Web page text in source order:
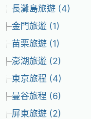
長灘島旅遊 (4)
金門旅遊 (1)
苗栗旅遊 (1)
澎湖旅遊 (2)
東京旅程 (4)
曼谷旅程 (6)
屏東旅遊 (2)